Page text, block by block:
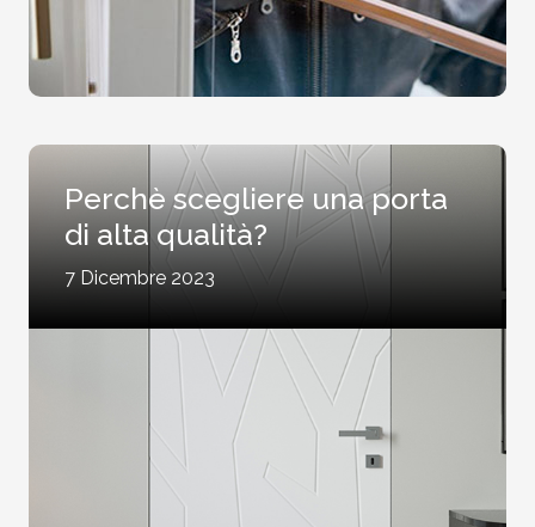
Perchè scegliere una porta
di alta qualità?
7 Dicembre 2023